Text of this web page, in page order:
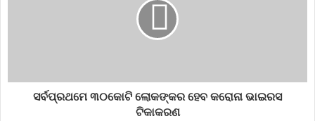
staysafe
ସର୍ବପ୍ରଥମେ ୩୦କୋଟି ଲୋକଙ୍କର ହେବ କରୋନା ଭାଇରସ
ଟିକାକରଣ